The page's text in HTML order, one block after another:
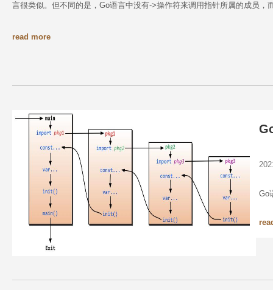
言很类似。但不同的是，Go语言中没有->操作符来调用指针所属的成员，
read more
Go